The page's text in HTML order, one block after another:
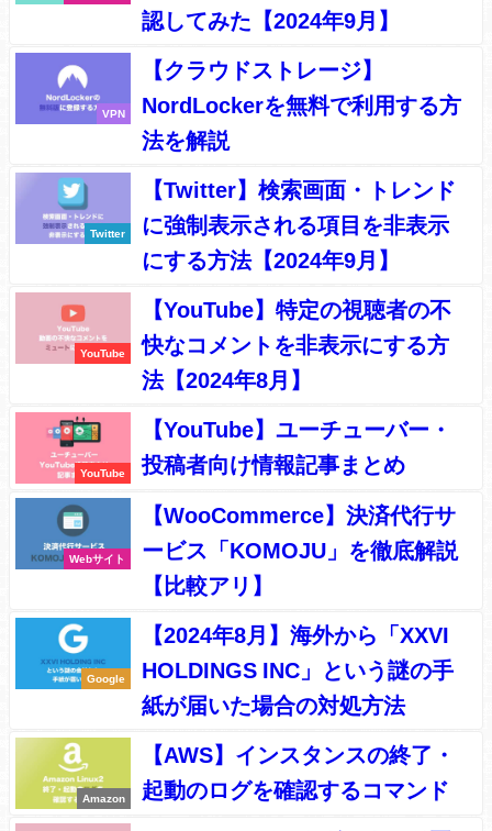
認してみた【2024年9月】
VPN
【クラウドストレージ】
NordLockerを無料で利用する方
法を解説
Twitter
【Twitter】検索画面・トレンド
に強制表示される項目を非表示
にする方法【2024年9月】
YouTube
【YouTube】特定の視聴者の不
快なコメントを非表示にする方
法【2024年8月】
YouTube
【YouTube】ユーチューバー・
投稿者向け情報記事まとめ
Webサイト
【WooCommerce】決済代行サ
ービス「KOMOJU」を徹底解説
【比較アリ】
Google
【2024年8月】海外から「XXVI
HOLDINGS INC」という謎の手
紙が届いた場合の対処方法
Amazon
【AWS】インスタンスの終了・
起動のログを確認するコマンド